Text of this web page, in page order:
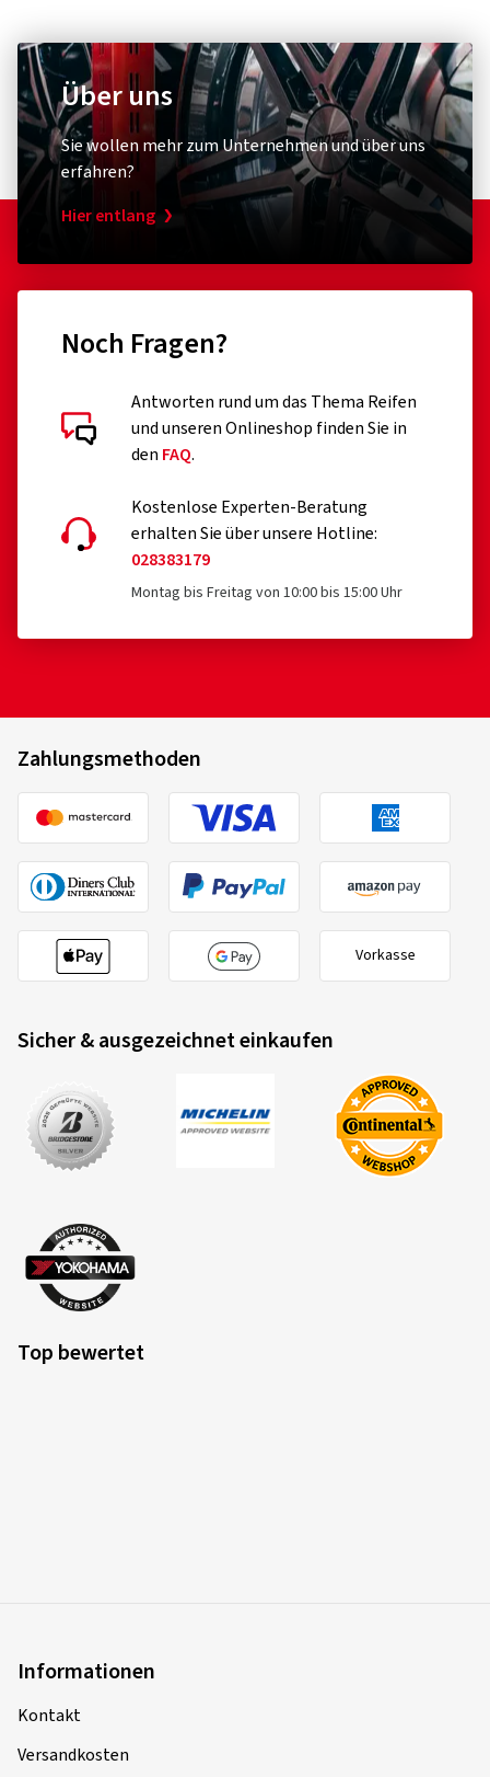
Über uns
Sie wollen mehr zum Unternehmen und über uns
erfahren?
Hier entlang
Noch Fragen?
Antworten rund um das Thema Reifen
und unseren Onlineshop finden Sie in
den FAQ.
Kostenlose Experten-Beratung
erhalten Sie über unsere Hotline:
028383179
Montag bis Freitag von 10:00 bis 15:00 Uhr
Zahlungsmethoden
Vorkasse
Sicher & ausgezeichnet einkaufen
Top bewertet
Informationen
Kontakt
Versandkosten